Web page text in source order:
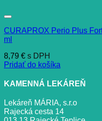
CURAPROX Perio Plus
ml
8,79 € s DPH
Pridať do košíka
KAMENNÁ LEKÁREŇ
Lekáreň MÁRIA, s.r.o
Rajecká cesta 14